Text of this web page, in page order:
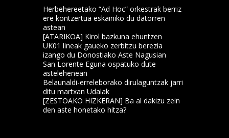
Herbehereetako “Ad Hoc” orkestrak berriz
ere kontzertua eskainiko du datorren
astean
[ATARIKOA] Kirol bazkuna ehuntzen
UK01 lineak gaueko zerbitzu berezia
izango du Donostiako Aste Nagusian
San Lorente Eguna ospatuko dute
astelehenean
Belaunaldi-erreleborako dirulaguntzak jarri
ditu martxan Udalak
[ZESTOAKO HIZKERAN] Ba al dakizu zein
den aste honetako hitza?